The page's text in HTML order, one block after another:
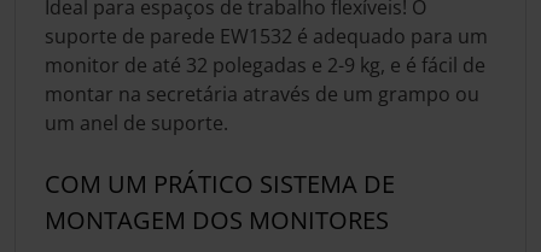
Ideal para espaços de trabalho flexíveis! O
suporte de parede EW1532 é adequado para um
monitor de até 32 polegadas e 2-9 kg, e é fácil de
montar na secretária através de um grampo ou
um anel de suporte.
COM UM PRÁTICO SISTEMA DE
MONTAGEM DOS MONITORES